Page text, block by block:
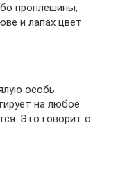
проплешины,
и лапах цвет
особь.
на любое
Это говорит о